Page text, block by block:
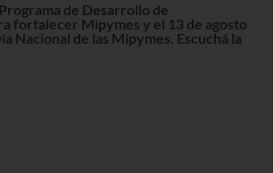
de Desarrollo de
fortalecer Mipymes y el 13 de agosto
Nacional de las Mipymes. Escuchá la